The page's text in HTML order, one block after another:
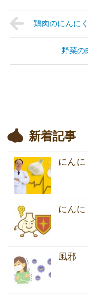
鶏肉のにんに
野菜の
新着記事
にんに
にんに
風邪